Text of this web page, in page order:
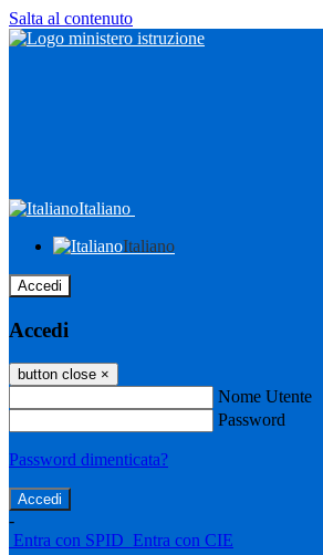
Salta al contenuto
Italiano
Italiano
Accedi
Accedi
button close ×
Nome Utente
Password
Password dimenticata?
-
Entra con SPID Entra con CIE